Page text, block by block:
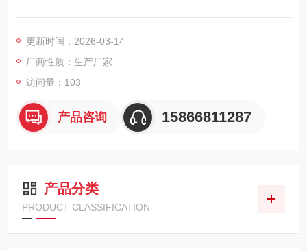
更新时间：2026-03-14
厂商性质：生产厂家
访问量：103
产品咨询 15866811287
产品分类
PRODUCT CLASSIFICATION